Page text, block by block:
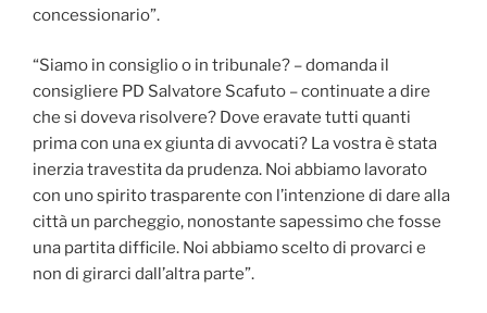
concessionario”.
“Siamo in consiglio o in tribunale? – domanda il
consigliere PD Salvatore Scafuto – continuate a dire
che si doveva risolvere? Dove eravate tutti quanti
prima con una ex giunta di avvocati? La vostra è stata
inerzia travestita da prudenza. Noi abbiamo lavorato
con uno spirito trasparente con l’intenzione di dare alla
città un parcheggio, nonostante sapessimo che fosse
una partita difficile. Noi abbiamo scelto di provarci e
non di girarci dall’altra parte”.